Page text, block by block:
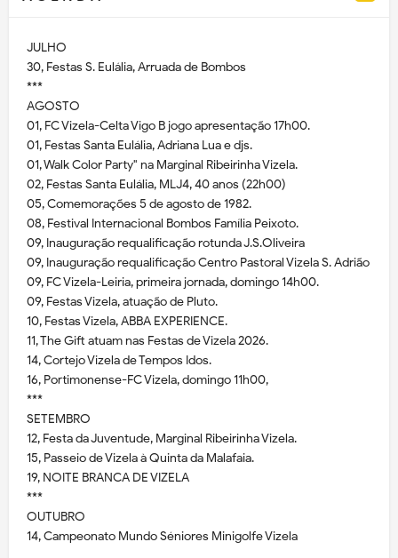
JULHO
30, Festas S. Eulália, Arruada de Bombos
***
AGOSTO
01, FC Vizela-Celta Vigo B jogo apresentação 17h00.
01, Festas Santa Eulália, Adriana Lua e djs.
01, Walk Color Party" na Marginal Ribeirinha Vizela.
02, Festas Santa Eulália, MLJ4, 40 anos (22h00)
05, Comemorações 5 de agosto de 1982.
08, Festival Internacional Bombos Família Peixoto.
09, Inauguração requalificação rotunda J.S.Oliveira
09, Inauguração requalificação Centro Pastoral Vizela S. Adrião
09, FC Vizela-Leiria, primeira jornada, domingo 14h00.
09, Festas Vizela, atuação de Pluto.
10, Festas Vizela, ABBA EXPERIENCE.
11, The Gift atuam nas Festas de Vizela 2026.
14, Cortejo Vizela de Tempos Idos.
16, Portimonense-FC Vizela, domingo 11h00,
***
SETEMBRO
12, Festa da Juventude, Marginal Ribeirinha Vizela.
15, Passeio de Vizela à Quinta da Malafaia.
19, NOITE BRANCA DE VIZELA
***
OUTUBRO
14, Campeonato Mundo Séniores Minigolfe Vizela